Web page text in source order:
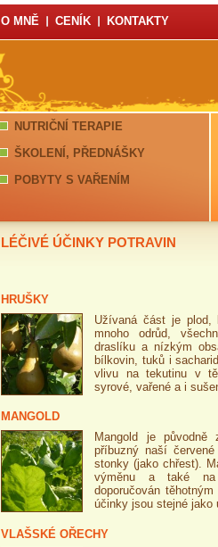
O MNĚ CENÍK KONTAKTY
NUTRIČNÍ TERAPIE
ŠKOLENÍ, PŘEDNÁŠKY
POBYTY S VAŘENÍM
LÉČIVÉ ÚČINKY POTRAVIN
HRUŠKY
Užívaná část je plod,
mnoho odrůd,
draslíku a nízkým
bílkovin, tuků i
vlivu na tekutinu v
syrové, vařené a i
MANGOLD
Mangold je
příbuzný naší
stonky (jako chřest).
výměnu a také na
doporučován
účinky jsou stejné jako
VLAŠSKÉ OŘECHY